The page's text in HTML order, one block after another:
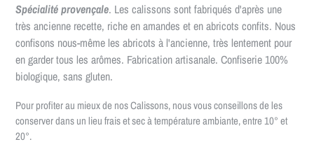
Spécialité provençale. Les calissons sont fabriqués d'après une
très ancienne recette, riche en amandes et en abricots confits. Nous
confisons nous-même les abricots à l'ancienne, très lentement pour
en garder tous les arômes. Fabrication artisanale. Confiserie 100%
biologique, sans gluten.
Pour profiter au mieux de nos Calissons, nous vous conseillons de les
conserver dans un lieu frais et sec à température ambiante, entre 10° et
20°.